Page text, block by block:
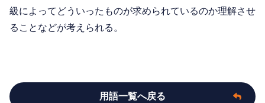
級によってどういったものが求められているのか理解させ
ることなどが考えられる。
用語一覧へ戻る